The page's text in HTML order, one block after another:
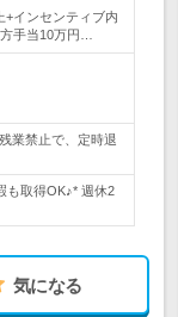
+インセンティブ内
手当10万円…
業禁止で、定時退
も取得OK♪* 週休2
気になる